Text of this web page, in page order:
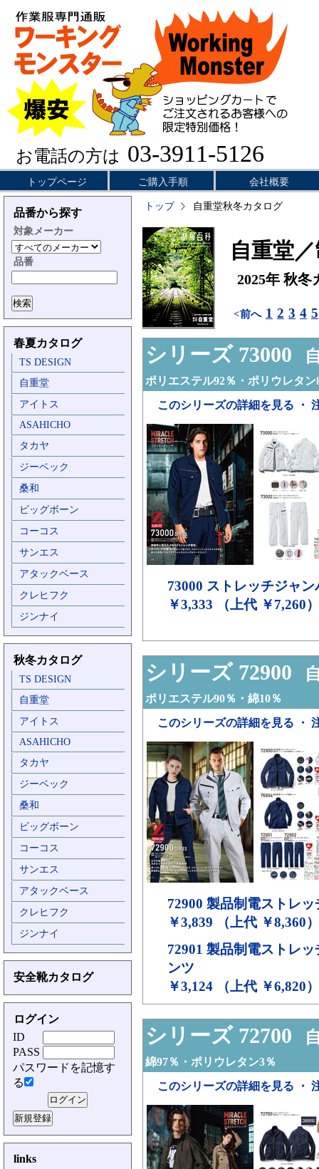
お電話の方は 03-3911-5126
トップページ ご購入手順 会社概要
品番から探す
対象メーカー
品番
春夏カタログ
TS DESIGN
自重堂
アイトス
ASAHICHO
タカヤ
ジーベック
桑和
ビッグボーン
コーコス
サンエス
アタックベース
クレヒフク
ジンナイ
秋冬カタログ
TS DESIGN
自重堂
アイトス
ASAHICHO
タカヤ
ジーベック
桑和
ビッグボーン
コーコス
サンエス
アタックベース
クレヒフク
ジンナイ
安全靴カタログ
ログイン
ID
PASS
パスワードを記憶す
る
links
トップ 自重堂秋冬カタログ
自重堂
2025年 秋冬
<前へ 1 2 3 4 5
シリーズ 73000
ポリエステル92％・ポリウレタン
このシリーズの詳細を見る ・
73000 ストレッチジャン
￥3,333 （上代 ￥7,260）
シリーズ 72900
ポリエステル90％・綿10％
このシリーズの詳細を見る ・
72900 製品制電ストレッ
￥3,839 （上代 ￥8,360）
72901 製品制電ストレ
ンツ
￥3,124 （上代 ￥6,820）
シリーズ 72700
綿97％・ポリウレタン3％
このシリーズの詳細を見る ・